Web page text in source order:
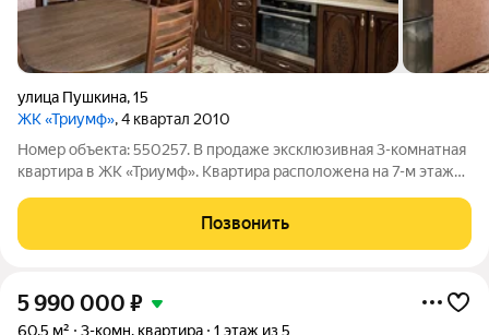
улица Пушкина,15
ЖК «Триумф», 4 квартал 2010
Номер объекта: 550257. В продаже эксклюзивная 3-комнатная
квартира в ЖК «Триумф». Квартира расположена на 7-м этаже
Пушкина, д. 15. Кирпично-монолитный дом, 2010 года
Позвонить
5 990 000 ₽
60,5 м² 3-комн. квартира 1 этаж из 5